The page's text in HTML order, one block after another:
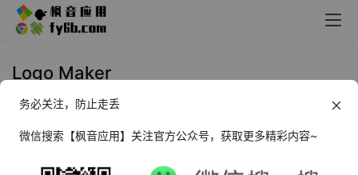
Logo Maker
Maker_v43.05
2024年9月9日
务必关注，防止走丢
微信搜索【枫音应用】关注官方公众号，获取更多精彩内容~